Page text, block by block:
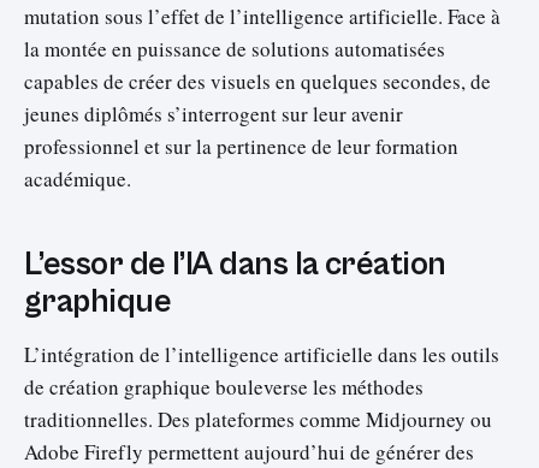
mutation sous l’effet de l’intelligence artificielle. Face à
la montée en puissance de solutions automatisées
capables de créer des visuels en quelques secondes, de
jeunes diplômés s’interrogent sur leur avenir
professionnel et sur la pertinence de leur formation
académique.
L’essor de l’IA dans la création
graphique
L’intégration de l’intelligence artificielle dans les outils
de création graphique bouleverse les méthodes
traditionnelles. Des plateformes comme Midjourney ou
Adobe Firefly permettent aujourd’hui de générer des